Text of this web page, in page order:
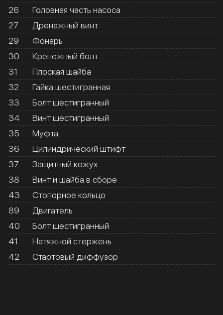
26
Головная часть насоса
27
Дренажный винт
29
Фонарь
30
Крепежный болт
31
Плоская шайба
32
Гайка шестигранная
33
Болт шестигранный
34
Винт шестигранный
35
Муфта
36
Цилиндрический штифт
37
Защитный кожух
38
Винт и шайба в сборе
43
Стопорное кольцо
89
Двигатель
40
Болт шестигранный
41
Натяжной стержень
42
Стартовый диффузор